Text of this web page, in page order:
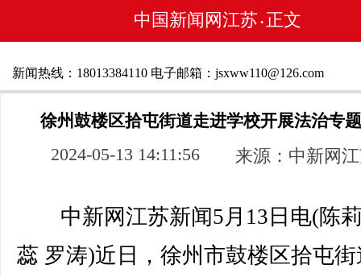
中国新闻网江苏 • 正文
新闻热线：18013384110 电子邮箱：jsxww110@126.com
徐州鼓楼区拾屯街道走进学校开展法治专
2024-05-13 14:11:56 来源：中新网
中新网江苏新闻5月13日电(陈
蕊 罗涛)近日，徐州市鼓楼区拾屯